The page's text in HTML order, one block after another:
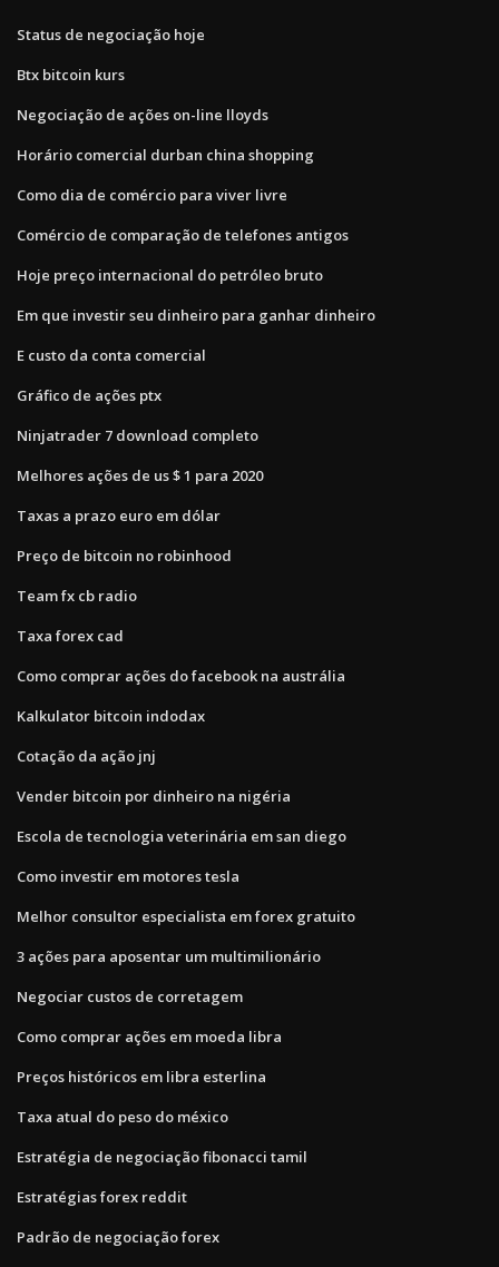
Status de negociação hoje
Btx bitcoin kurs
Negociação de ações on-line lloyds
Horário comercial durban china shopping
Como dia de comércio para viver livre
Comércio de comparação de telefones antigos
Hoje preço internacional do petróleo bruto
Em que investir seu dinheiro para ganhar dinheiro
E custo da conta comercial
Gráfico de ações ptx
Ninjatrader 7 download completo
Melhores ações de us $ 1 para 2020
Taxas a prazo euro em dólar
Preço de bitcoin no robinhood
Team fx cb radio
Taxa forex cad
Como comprar ações do facebook na austrália
Kalkulator bitcoin indodax
Cotação da ação jnj
Vender bitcoin por dinheiro na nigéria
Escola de tecnologia veterinária em san diego
Como investir em motores tesla
Melhor consultor especialista em forex gratuito
3 ações para aposentar um multimilionário
Negociar custos de corretagem
Como comprar ações em moeda libra
Preços históricos em libra esterlina
Taxa atual do peso do méxico
Estratégia de negociação fibonacci tamil
Estratégias forex reddit
Padrão de negociação forex